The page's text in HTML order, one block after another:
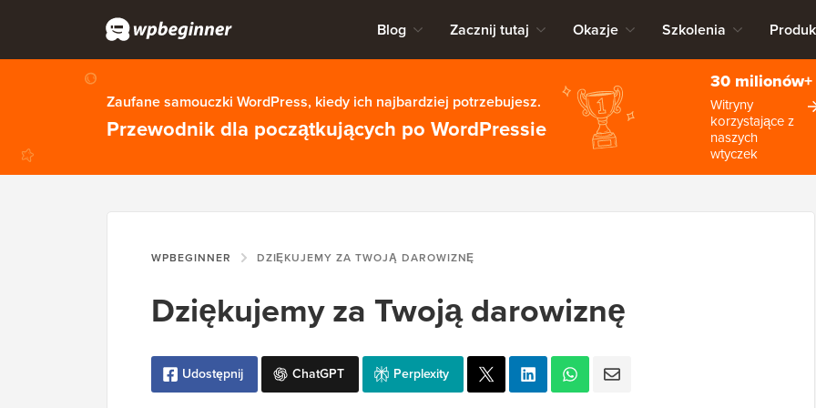
Blog Zacznij tutaj Okazje Szkolenia
Zaufane samouczki WordPress, kiedy ich najbardziej potrzebujesz.
Przewodnik dla początkujących po WordPressie
30 milionów+
Witryny
korzystające z
naszych
wtyczek
WPBEGINNER DZIĘKUJEMY ZA TWOJĄ DAROWIZNĘ
Dziękujemy za Twoją darowiznę
Udostępnij ChatGPT Perplexity